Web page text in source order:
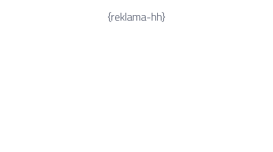
{reklama-hh}